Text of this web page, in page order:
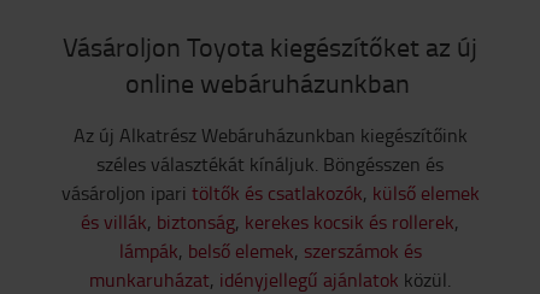
Vásároljon Toyota kiegészítőket az új
online webáruházunkban
Az új Alkatrész Webáruházunkban kiegészítőink
széles választékát kínáljuk. Böngésszen és
vásároljon ipari töltők és csatlakozók, külső elemek
és villák, biztonság, kerekes kocsik és rollerek,
lámpák, belső elemek, szerszámok és
munkaruházat, idényjellegű ajánlatok közül.